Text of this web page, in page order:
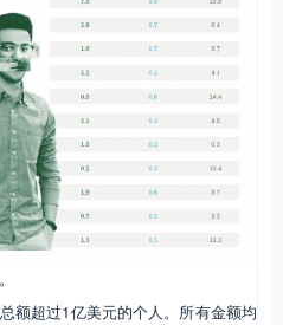
额超过1亿美元的个人。所有金额均